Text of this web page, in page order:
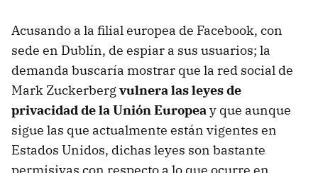
Acusando a la filial europea de Facebook, con
sede en Dublín, de espiar a sus usuarios; la
demanda buscaría mostrar que la red social de
Mark Zuckerbergvulnera las leyes de
privacidad de la Unión Europeay que aunque
sigue las que actualmente están vigentes en
Estados Unidos, dichas leyes son bastante